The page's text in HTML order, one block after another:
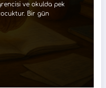
ve okulda pek
Bir gün